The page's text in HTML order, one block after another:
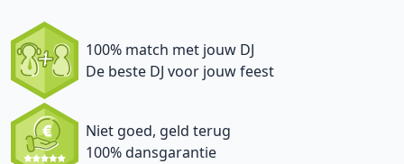
100% match met jouw DJ
De beste DJ voor jouw feest
Niet goed, geld terug
100% dansgarantie